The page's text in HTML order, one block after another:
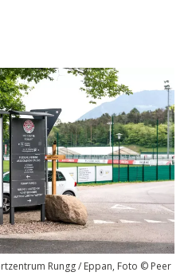
Rungg / Eppan, Foto © Peer